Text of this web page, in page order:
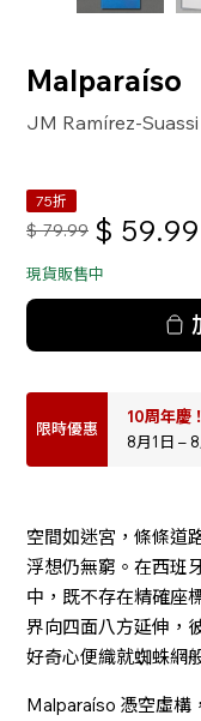
Malparaíso
JM Ramírez-Suassi
75折
$ 79.99 $ 59.99
現貨販售中
限時優惠
10周年慶
8月1日 –
空間如迷宮，條條道
浮想仍無窮。在西班
中，既不存在精確座
界向四面八方延伸，
好奇心便織就蜘蛛網
Malparaíso 憑空虛構